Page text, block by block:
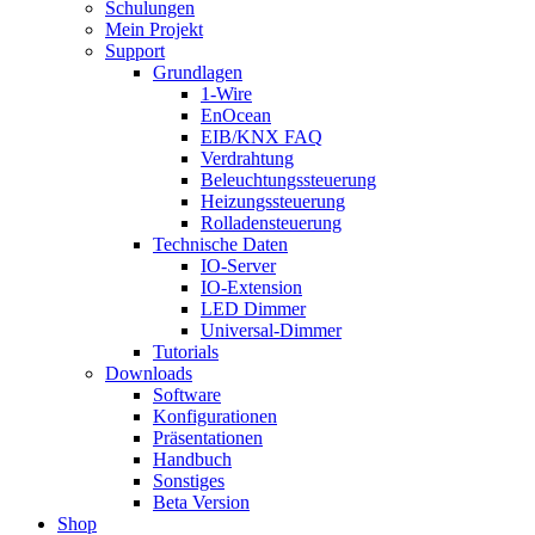
Schulungen
Mein Projekt
Support
Grundlagen
1-Wire
EnOcean
EIB/KNX FAQ
Verdrahtung
Beleuchtungssteuerung
Heizungssteuerung
Rolladensteuerung
Technische Daten
IO-Server
IO-Extension
LED Dimmer
Universal-Dimmer
Tutorials
Downloads
Software
Konfigurationen
Präsentationen
Handbuch
Sonstiges
Beta Version
Shop